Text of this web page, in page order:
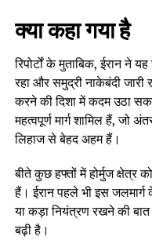
क्या कहा गया है
रिपोर्टों के मुताबिक, ईरान ने
रहा और समुद्री नाकेबंदी जारी
करने की दिशा में कदम उठा
महत्वपूर्ण मार्ग शामिल हैं, जो
लिहाज से बेहद अहम हैं।
बीते कुछ हफ्तों में होर्मुज
हैं। ईरान पहले भी इस
या कड़ा नियंत्रण रखने की
बढ़ी है।